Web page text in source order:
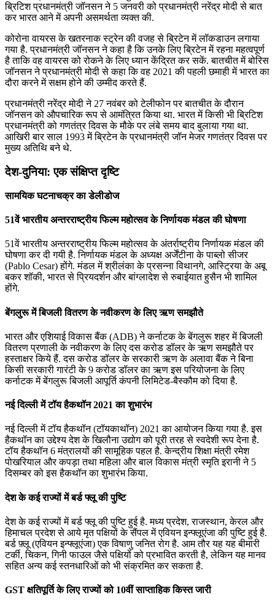
ब्रिटिश प्रधानमंत्री जॉनसन ने 5 जनवरी को प्रधानमंत्री नरेंद्र मोदी से बात
कर भारत आने में अपनी असमर्थता व्यक्त की.
कोरोना वायरस के खतरनाक स्ट्रेन की वजह से ब्रिटेन में लॉकडाउन लगाया
गया है. प्रधानमंत्री जॉनसन ने कहा है कि उनके लिए ब्रिटेन में रहना महत्वपूर्ण
है ताकि वह वायरस को रोकने के लिए ध्यान केंद्रित कर सकें. बातचीत में बोरिस
जॉनसन ने प्रधानमंत्री मोदी से कहा कि वह 2021 की पहली छमाही में भारत का
दौरा करने में सक्षम होने की उम्मीद करते हैं.
प्रधानमंत्री नरेंद्र मोदी ने 27 नवंबर को टेलीफोन पर बातचीत के दौरान
जॉनसन को औपचारिक रूप से आमंत्रित किया था. भारत में किसी भी ब्रिटिश
प्रधानमंत्री को गणतंत्र दिवस के मौके पर लंबे समय बाद बुलाया गया था.
आखिरी बार साल 1993 में ब्रिटेन के प्रधानमंत्री जॉन मेजर गणतंत्र दिवस पर
मुख्य अतिथि बने थे.
देश-दुनिया: एक संक्षिप्त दृष्टि
सामयिक घटनाचक्र का डेलीडोज
51वें भारतीय अन्‍तरराष्‍ट्रीय फिल्‍म महोत्‍सव के निर्णायक मंडल की घोषणा
51वें भारतीय अन्‍तरराष्‍ट्रीय फिल्‍म महोत्‍सव के अंतर्राष्‍ट्रीय निर्णायक मंडल की
घोषणा कर दी गयी है. निर्णायक मंडल के अध्यक्ष अर्जेंटीना के पाब्लो सीजर
(Pablo Cesar) होंगे. मंडल में श्रीलंका के प्रसन्ना विथानगे, आस्ट्रिया के अबू
बकर शॉकी, भारत से प्रियदर्शन और बांग्लादेश से रुबाईयात हुसैन भी शामिल
होंगे.
बेंगलुरू में बिजली वितरण के नवीकरण के लिए ऋण समझौते
भारत और एशियाई विकास बैंक (ADB) ने कर्नाटक के बेंगलुरू शहर में बिजली
वितरण प्रणाली के नवीकरण के लिए दस करोड डॉलर के ऋण समझौते पर
हस्ताक्षर किये हैं. दस करोड डॉलर के सरकारी ऋण के अलावा बैंक ने बिना
किसी सरकारी गारंटी के 9 करोड डॉलर का ऋण इस परियोजना के लिए
कर्नाटक में बेंगलुरू बिजली आपूर्ति कंपनी लिमिटेड-बैस्कौम को दिया है.
नई दिल्‍ली में टॉय हैकथॉन 2021 का शुभारंभ
नई दिल्‍ली में टॉय हैकथॉन (टॉयकाथॉन) 2021 का आयोजन किया गया है. इस
हैकथॉन का उद्देश्य देश के खिलौना उद्योग को पूरी तरह से स्‍वदेशी रूप देना है.
टॉय हैकथॉन 6 मंत्रालयों की सामूहिक पहल है. केन्‍द्रीय शिक्षा मंत्री रमेश
पोखरियाल और कपड़ा तथा महिला और बाल विकास मंत्री स्‍मृति इरानी ने 5
दिसम्बर को इस हैकथॉन का शुभारंभ किया.
देश के कई राज्यों में बर्ड फ्लू की पुष्टि
देश के कई राज्यों में बर्ड फ्लू की पुष्टि हुई है. मध्य प्रदेश, राजस्थान, केरल और
हिमाचल प्रदेश से आये मृत पक्षियों के सैंपल में एवियन इन्फ्लूएंजा की पुष्टि हुई है.
बर्ड फ़्लू (एवियन इन्फ्लूएंजा) एक विषाणु जनित रोग है. आम तौर यह यह बीमारी
टर्की, चिकन, गिनी फाउल जैसे पक्षियों को प्रभावित करती है, लेकिन यह मानव
सहित अन्य कई स्तनधारिओं को भी संक्रमित कर सकता है.
GST क्षतिपूर्ति के लिए राज्यों को 10वीं साप्ताहिक किस्‍त जारी